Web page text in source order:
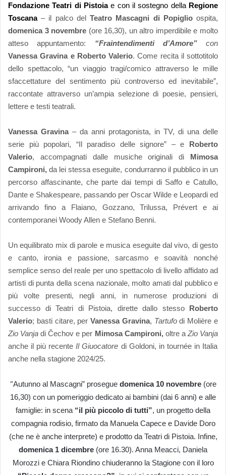
Fondazione Teatri di Pistoiae con il sostegno della Regione
Toscana – il palco delTeatro Mascagni di Popiglioospita,
domenica 3 novembre (ore 16,30), un altro imperdibile e molto
atteso appuntamento: “Fraintendimenti d’Amore” con
Vanessa Gravina e Roberto Valerio. Come recita il sottotitolo
dello spettacolo, “un viaggio tragi/comico attraverso le mille
sfaccettature del sentimento più controverso ed inevitabile”,
raccontate attraverso un’ampia selezione di poesie, pensieri,
lettere e testi teatrali.
Vanessa Gravina – da anni protagonista, in TV, di una delle
serie più popolari, “Il paradiso delle signore” – e Roberto
Valerio, accompagnati dalle musiche originali di Mimosa
Campironi, da lei stessa eseguite, condurranno il pubblico in un
percorso affascinante, che parte dai tempi di Saffo e Catullo,
Dante e Shakespeare, passando per Oscar Wilde e Leopardi ed
arrivando fino a Flaiano, Gozzano, Trilussa, Prévert e ai
contemporanei Woody Allen e Stefano Benni.
Un equilibrato mix di parole e musica eseguite dal vivo, di gesto
e canto, ironia e passione, sarcasmo e soavità nonché
semplice senso del reale per unospettacolo di livello affidato ad
artisti di punta della scena nazionale, molto amati dal pubblico e
più volte presenti, negli anni, in numerose produzioni di
successo di Teatri di Pistoia, dirette dallo stesso Roberto
Valerio; basti citare, perVanessa Gravina, Tartufodi Molière e
Zio Vanja diČechov e per Mimosa Campironi,oltre a Zio Vanja
anche il più recente Il Giuocatore di Goldoni, in tournée in Italia
anche nella stagione 2024/25.
“Autunno al Mascagni” prosegue domenica 10 novembre(ore
16,30) con un pomeriggio dedicato ai bambini (dai 6 anni) e alle
famiglie: in scena “il più piccolo di tutti”, un progetto della
compagnia rodisio, firmato da Manuela Capece e Davide Doro
(che ne è anche interprete) e prodotto da Teatri di Pistoia. Infine,
domenica 1 dicembre (ore 16.30). Anna Meacci, Daniela
Morozzi e Chiara Riondino chiuderanno la Stagione con il loro